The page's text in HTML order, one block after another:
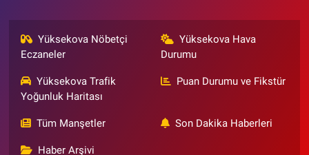
Yüksekova Nöbetçi
Eczaneler
Yüksekova Hava
Durumu
Yüksekova Trafik
Yoğunluk Haritası
Puan Durumu ve Fikstür
Tüm Manşetler Son Dakika Haberleri
Haber Arşivi